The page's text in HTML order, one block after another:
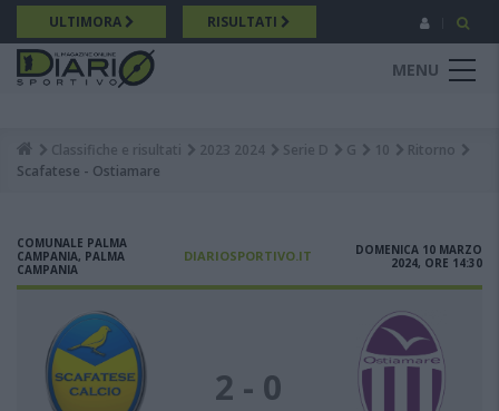
Salta
al
contenuto
principale
ULTIMORA RISULTATI
MENU
Breadcrumb
Classifiche e risultati 2023 2024 Serie D G 10
Ritorno
Scafatese - Ostiamare
COMUNALE PALMA
CAMPANIA, PALMA
CAMPANIA
DIARIOSPORTIVO.IT
DOMENICA 10 MARZO
2024, ORE 14:30
2 - 0